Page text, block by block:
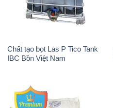
Chất tạo bọt Las P Tico Tank
IBC Bồn Việt Nam